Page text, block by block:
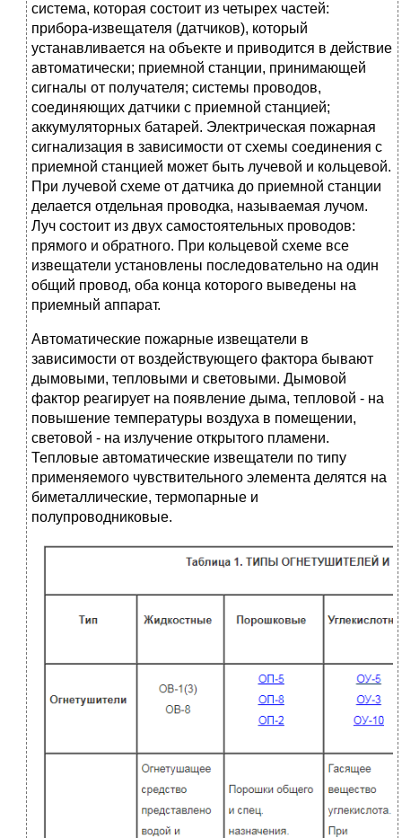
система, которая состоит из четырех частей:
прибора-извещателя (датчиков), который
устанавливается на объекте и приводится в действие
автоматически; приемной станции, принимающей
сигналы от получателя; системы проводов,
соединяющих датчики с приемной станцией;
аккумуляторных батарей. Электрическая пожарная
сигнализация в зависимости от схемы соединения с
приемной станцией может быть лучевой и кольцевой.
При лучевой схеме от датчика до приемной станции
делается отдельная проводка, называемая лучом.
Луч состоит из двух самостоятельных проводов:
прямого и обратного. При кольцевой схеме все
извещатели установлены последовательно на один
общий провод, оба конца которого выведены на
приемный аппарат.
Автоматические пожарные извещатели в
зависимости от воздействующего фактора бывают
дымовыми, тепловыми и световыми. Дымовой
фактор реагирует на появление дыма, тепловой - на
повышение температуры воздуха в помещении,
световой - на излучение открытого пламени.
Тепловые автоматические извещатели по типу
применяемого чувствительного элемента делятся на
биметаллические, термопарные и
полупроводниковые.